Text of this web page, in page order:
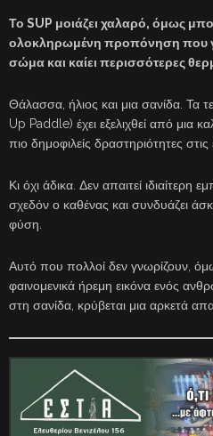
Το SUP μοιάζει χαλαρό, όμως
ολοκληρωμένη προπόνηση που
σώμα και καίει περισσότερες
Θάλασσα, ήλιος και μια σανίδα. Τα
Up Paddle) έχει εξελιχθεί από μια
πιο δημοφιλείς δραστηριότητες στις
Κι όχι άδικα. Δεν απαιτεί ιδιαίτερη
σχεδόν ο καθένας και συνδυάζει
φύση.
Αυτό που πολλοί δεν γνωρίζουν,
φαινομενικά ήρεμη εικόνα ενός
στη σανίδα, κρύβεται μια αρκετά